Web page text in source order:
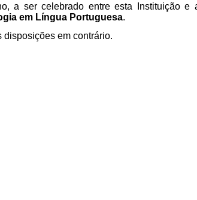
a ser celebrado entre esta Instituição
em Língua Portuguesa.
disposições em contrário.